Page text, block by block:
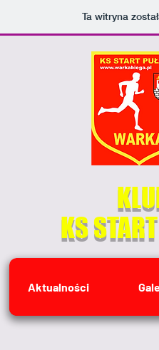
Ta witryna
KS
Aktualności